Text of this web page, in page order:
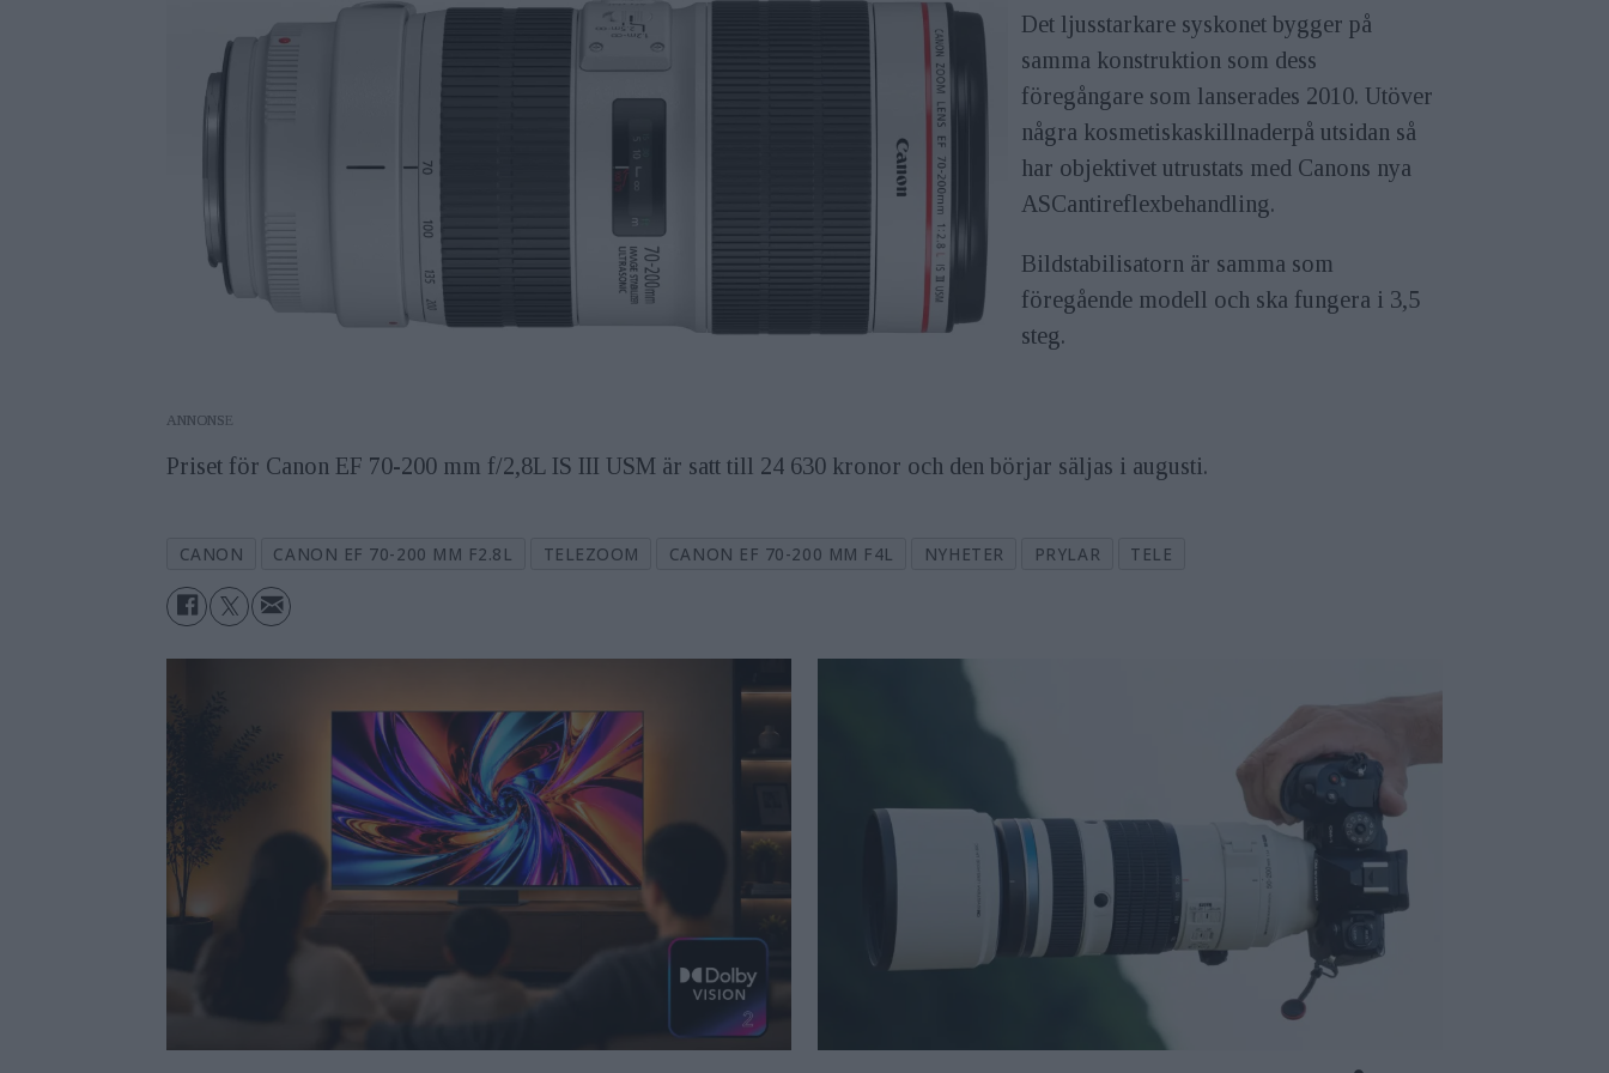
Det ljusstarkare syskonet bygger på
samma konstruktion som dess
föregångare som lanserades 2010. Utöver
några kosmetiskaskillnaderpå utsidan så
har objektivet utrustats med Canons nya
ASCantireflexbehandling.
Bildstabilisatorn är samma som
föregående modell och ska fungera i 3,5
steg.
ANNONS
Priset för Canon EF 70-200 mm f/2,8L IS III USM är satt till 24 630 kronor och den börjar säljas i augusti.
CANON CANON EF 70-200 MM F2.8L TELEZOOM CANON EF 70-200 MM F4L NYHETER PRYLAR TELE